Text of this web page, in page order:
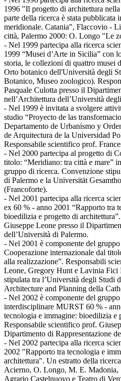
1996 "Il progetto di architettura
parte della ricerca è stata
meridionale. Catania", Flaccovio -
città, Palermo 2000: O. Longo "Le
- Nel 1999 partecipa alla ricerca
1999 “Musei d’Arte in Sicilia” con
storia, le collezioni di quattro musei
Orto botanico dell'Università degli
Botanico, Museo zoologico).
Pasquale Culotta presso il
nell’Architettura dell’Università
- Nel 1999 è invitata a svolgere
studio “Proyecto de las
Departamento de Urbanismo y
de Arquitectura de la Universidad
Responsabile scientifico prof.
- Nel 2000 partecipa al progetto di
titolo: “Meridiano: tra città e mare”
gruppo di ricerca. Convenzione
di Palermo e la Universität
(Francoforte).
- Nel 2001 partecipa alla ricerca
ex 60 % - anno 2001 “Rapporto tra
bioedilizia e progetto di
Giuseppe Leone presso il
dell’Università di Palermo.
- Nel 2001 è componente del
Cooperazione internazionale dal
alla realizzazione”. Responsabili
Leone, Gregory Hunt e Lavinia Fici
stipulata tra l’Università degli Studi
Architecture and Planning della
- Nel 2002 è componente del
interdisciplinare MURST 60 % -
tecnologia e immagine: bioedilizia e
Responsabile scientifico prof.
Dipartimento di Rappresentazione
- Nel 2002 partecipa alla ricerca
2002 "Rapporto tra tecnologia e
architettura". Un estratto della
Acierno, O. Longo, M. E. Madonia,
Agrario Castelnuovo e Teatro di